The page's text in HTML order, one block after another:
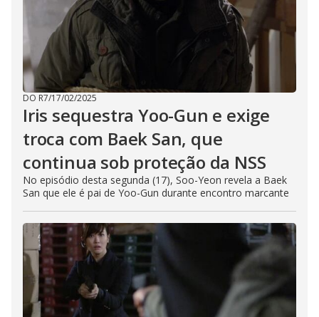
DO R7/17/02/2025
Iris sequestra Yoo-Gun e exige
troca com Baek San, que
continua sob proteção da NSS
No episódio desta segunda (17), Soo-Yeon revela a Baek
San que ele é pai de Yoo-Gun durante encontro marcante